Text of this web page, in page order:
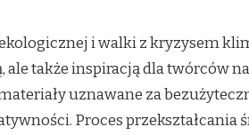
i walki z kryzysem
ale także inspiracją dla twórców
uznawane za
Proces przekształcania